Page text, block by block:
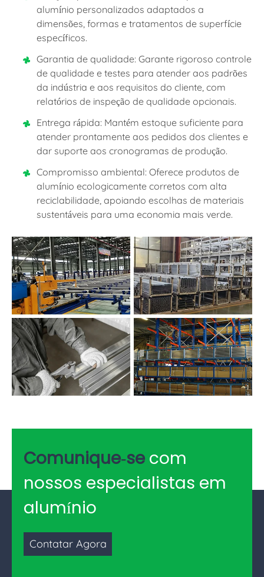
alumínio personalizados adaptados a
dimensões, formas e tratamentos de superfície
específicos.
Garantia de qualidade: Garante rigoroso controle
de qualidade e testes para atender aos padrões
da indústria e aos requisitos do cliente, com
relatórios de inspeção de qualidade opcionais.
Entrega rápida: Mantém estoque suficiente para
atender prontamente aos pedidos dos clientes e
dar suporte aos cronogramas de produção.
Compromisso ambiental: Oferece produtos de
alumínio ecologicamente corretos com alta
reciclabilidade, apoiando escolhas de materiais
sustentáveis para uma economia mais verde.
Comunique-se com
nossos especialistas em
alumínio
Contatar Agora